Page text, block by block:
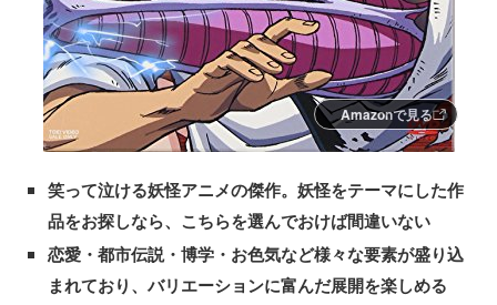
Amazonで見る
笑って泣ける妖怪アニメの傑作。妖怪をテーマにした作
品をお探しなら、こちらを選んでおけば間違いない
恋愛・都市伝説・博学・お色気など様々な要素が盛り込
まれており、バリエーションに富んだ展開を楽しめる